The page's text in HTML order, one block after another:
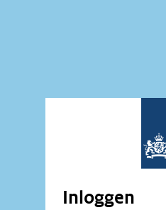
Inloggen